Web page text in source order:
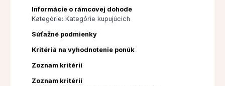
Informácie o rámcovej dohode
Kategórie: Kategórie kupujúcich
Súťažné podmienky
Kritériá na vyhodnotenie ponúk
Zoznam kritérií
Zoznam kritérií